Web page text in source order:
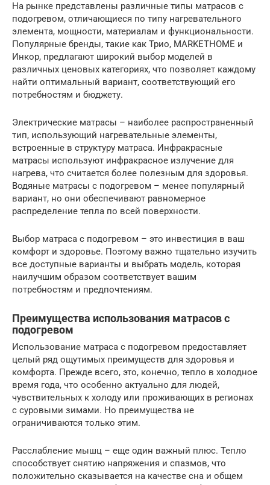
На рынке представлены различные типы матрасов с
подогревом, отличающиеся по типу нагревательного
элемента, мощности, материалам и функциональности.
Популярные бренды, такие как Трио, MARKETHOME и
Инкор, предлагают широкий выбор моделей в
различных ценовых категориях, что позволяет каждому
найти оптимальный вариант, соответствующий его
потребностям и бюджету.
Электрические матрасы – наиболее распространенный
тип, использующий нагревательные элементы,
встроенные в структуру матраса. Инфракрасные
матрасы используют инфракрасное излучение для
нагрева, что считается более полезным для здоровья.
Водяные матрасы с подогревом – менее популярный
вариант, но они обеспечивают равномерное
распределение тепла по всей поверхности.
Выбор матраса с подогревом – это инвестиция в ваш
комфорт и здоровье. Поэтому важно тщательно изучить
все доступные варианты и выбрать модель, которая
наилучшим образом соответствует вашим
потребностям и предпочтениям.
Преимущества использования матрасов с
подогревом
Использование матраса с подогревом предоставляет
целый ряд ощутимых преимуществ для здоровья и
комфорта. Прежде всего, это, конечно, тепло в холодное
время года, что особенно актуально для людей,
чувствительных к холоду или проживающих в регионах
с суровыми зимами. Но преимущества не
ограничиваются только этим.
Расслабление мышц – еще один важный плюс. Тепло
способствует снятию напряжения и спазмов, что
положительно сказывается на качестве сна и общем